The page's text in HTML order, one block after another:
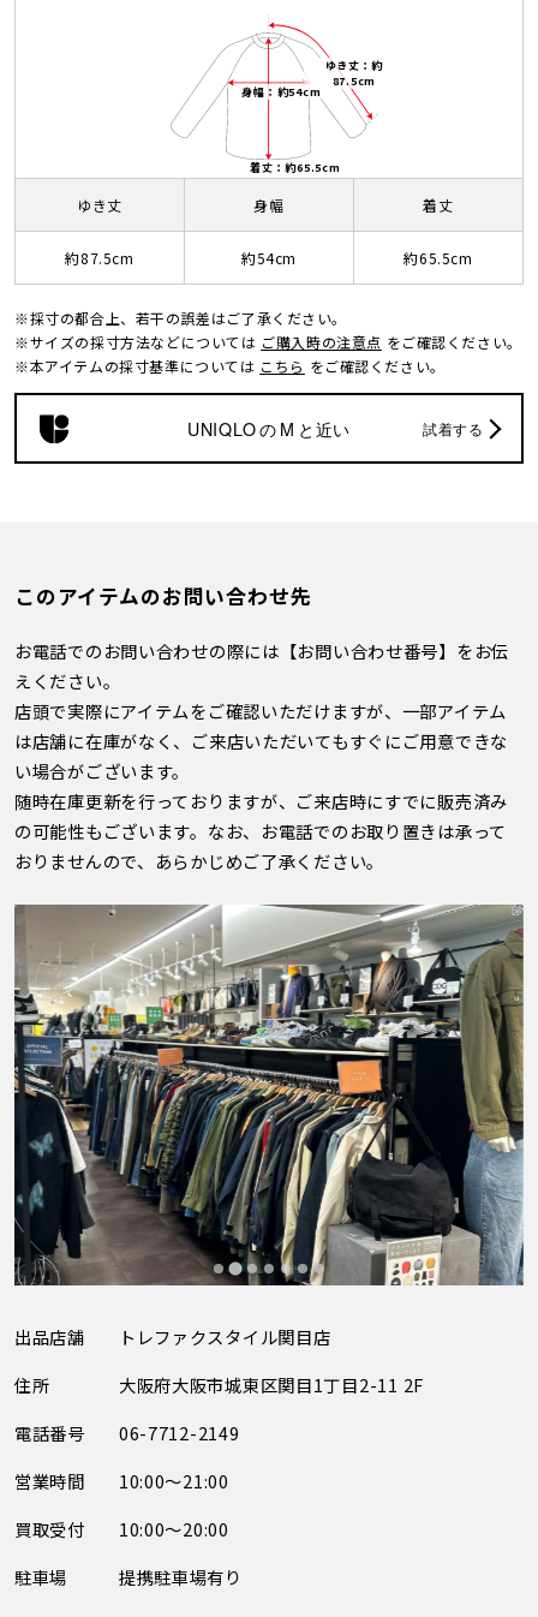
ゆき丈：約
87.5cm
身幅：約54cm
着丈：約65.5cm
ゆき丈
約87.5cm
身幅
約54cm
着丈
約65.5cm
※採寸の都合上、若干の誤差はご了承ください。
※サイズの採寸方法などについては ご購入時の注意点 をご確認ください。
※本アイテムの採寸基準については こちら をご確認ください。
UNIQLOの M と近い 試着する
このアイテムのお問い合わせ先
お電話でのお問い合わせの際には【お問い合わせ番号】をお伝
えください。
店頭で実際にアイテムをご確認いただけますが、一部アイテム
は店舗に在庫がなく、ご来店いただいてもすぐにご用意できな
い場合がございます。
随時在庫更新を行っておりますが、ご来店時にすでに販売済み
の可能性もございます。なお、お電話でのお取り置きは承って
おりませんので、あらかじめご了承ください。
出品店舗
トレファクスタイル関目店
住所
大阪府大阪市城東区関目1丁目2-11 2F
電話番号
06-7712-2149
営業時間
10:00～21:00
買取受付
10:00～20:00
駐車場
提携駐車場有り